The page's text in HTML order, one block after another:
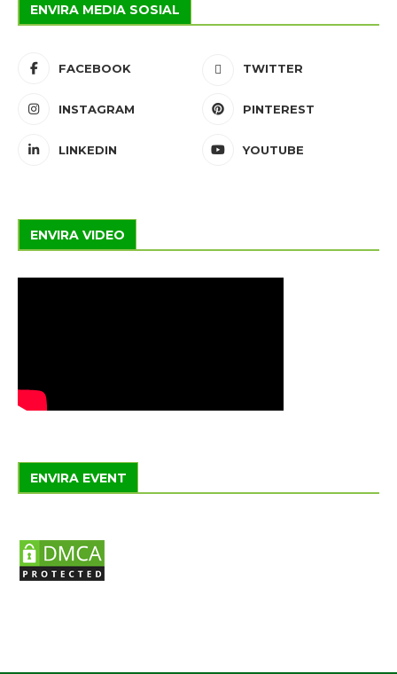
ENVIRA MEDIA SOSIAL
FACEBOOK TWITTER
INSTAGRAM PINTEREST
LINKEDIN YOUTUBE
ENVIRA VIDEO
ENVIRA EVENT